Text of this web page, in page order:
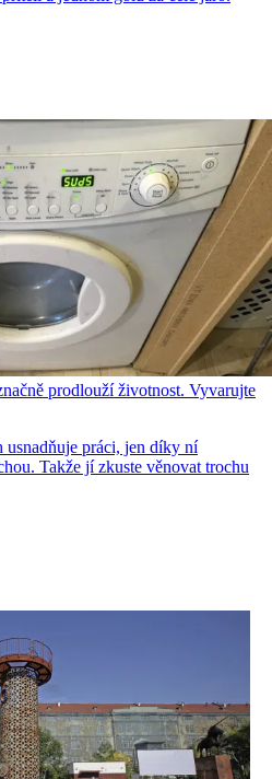
prodlouží životnost. Vyvarujte
usnadňuje práci, jen díky ní
Takže jí zkuste věnovat trochu